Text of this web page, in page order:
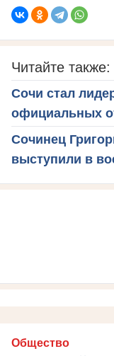
Читайте также:
Сочи стал
официальных
Сочинец
выступили в
Общество